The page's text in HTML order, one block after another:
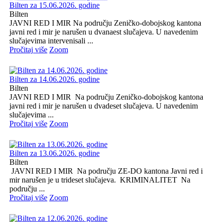
Bilten za 15.06.2026. godine
Bilten
JAVNI RED I MIR Na području Zeničko-dobojskog kantona
javni red i mir je narušen u dvanaest slučajeva. U navedenim
slučajevima intervenisali ...
Pročitaj više Zoom
Bilten za 14.06.2026. godine
Bilten
JAVNI RED I MIR Na području Zeničko-dobojskog kantona
javni red i mir je narušen u dvadeset slučajeva. U navedenim
slučajevima ...
Pročitaj više Zoom
Bilten za 13.06.2026. godine
Bilten
JAVNI RED I MIR Na području ZE-DO kantona Javni red i
mir narušen je u trideset slučajeva. KRIMINALITET Na
području ...
Pročitaj više Zoom